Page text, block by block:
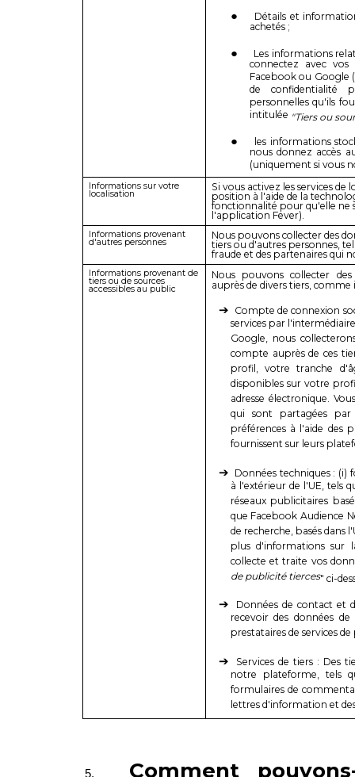
Détails et
achetés ;
Les informations
connectez avec
Facebook ou
de confidentialité
personnelles qu'ils
intitulée "Tiers ou
les informations
nous donnez accès
(uniquement si vous
Informations sur votre
localisation
Si vous activez les services
position à l'aide de la
fonctionnalité pour qu'elle ne
l'application Fever).
Informations provenant
d'autres personnes
Nous pouvons collecter des
tiers ou d'autres personnes,
fraude et des partenaires qui
Informations provenant de
tiers ou de sources
accessibles au public
Nous pouvons collecter
auprès de divers tiers, comme
Compte de connexion
services par
Google, nous
compte auprès de ces
profil, votre tranche
disponibles sur votre
adresse électronique.
qui sont partagées
préférences à l'aide des
fournissent sur leurs
Données techniques : (i)
à l'extérieur de l'UE, tels
réseaux publicitaires
que Facebook Audience
de recherche, basés dans
plus d'informations sur
collecte et traite vos
de publicité tierces" ci-
Données de contact et
recevoir des données
prestataires de services
Services de tiers : Des
notre plateforme, tels
formulaires de
lettres d'information et
Comment